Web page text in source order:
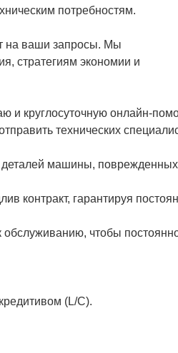
потребностям.
на ваши запросы. Мы
стратегиям экономии и
и круглосуточную онлайн-
технических
деталей машины, поврежденных
контракт, гарантируя
чтобы
(L/C).